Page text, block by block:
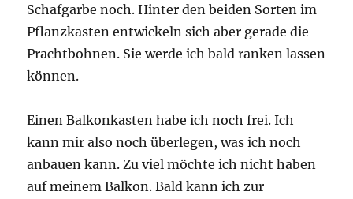
Schafgarbe noch. Hinter den beiden Sorten im
Pflanzkasten entwickeln sich aber gerade die
Prachtbohnen. Sie werde ich bald ranken lassen
können.
Einen Balkonkasten habe ich noch frei. Ich
kann mir also noch überlegen, was ich noch
anbauen kann. Zu viel möchte ich nicht haben
auf meinem Balkon. Bald kann ich zur